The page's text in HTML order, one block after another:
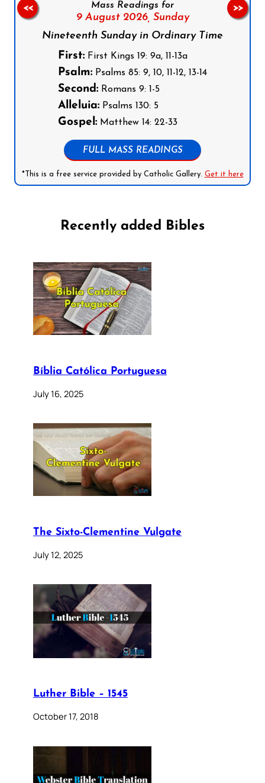
Mass Readings for
9 August 2026, Sunday
Nineteenth Sunday in Ordinary Time
First: First Kings 19: 9a, 11-13a
Psalm: Psalms 85: 9, 10, 11-12, 13-14
Second: Romans 9: 1-5
Alleluia: Psalms 130: 5
Gospel: Matthew 14: 22-33
FULL MASS READINGS
*This is a free service provided by Catholic Gallery. Get it here
<< >>
Recently added Bibles
Bíblia Católica Portuguesa
July 16, 2025
The Sixto-Clementine Vulgate
July 12, 2025
Luther Bible – 1545
October 17, 2018